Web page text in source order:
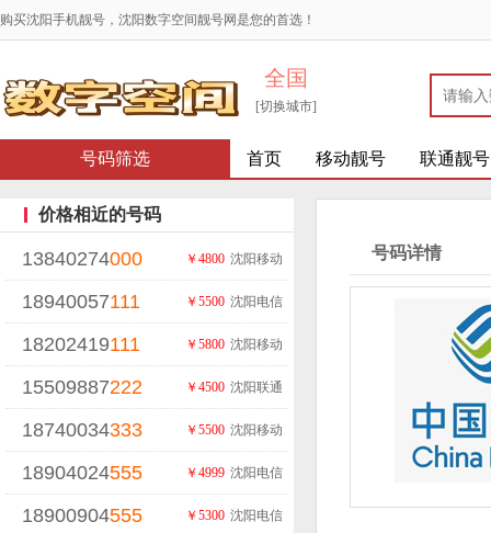
购买沈阳手机靓号，沈阳数字空间靓号网是您的首选！
全国
[切换城市]
号码筛选 首页 移动靓号 联通靓号
价格相近的号码
13840274000 沈阳移动
￥4800
18940057111 沈阳电信
￥5500
18202419111 沈阳移动
￥5800
15509887222 沈阳联通
￥4500
18740034333 沈阳移动
￥5500
18904024555 沈阳电信
￥4999
18900904555 沈阳电信
￥5300
号码详情